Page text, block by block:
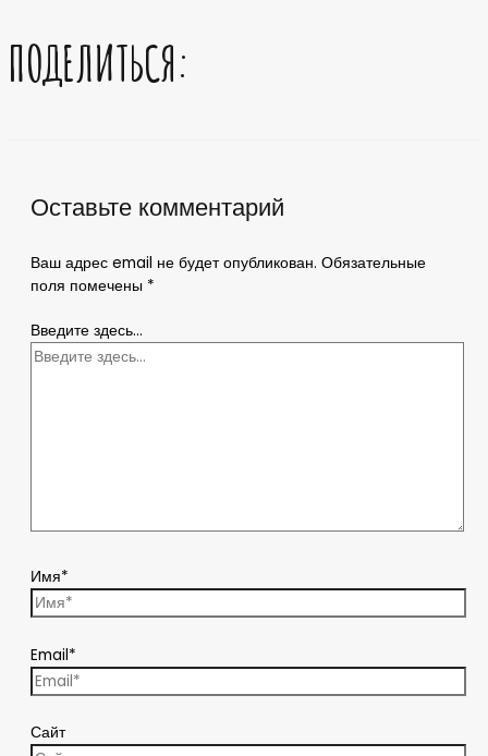
ПОДЕЛИТЬСЯ:
Оставьте комментарий
Ваш адрес email не будет опубликован. Обязательные
поля помечены *
Введите здесь...
Имя*
Email*
Сайт